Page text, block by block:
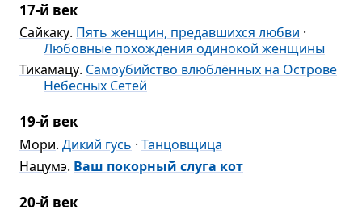
17-й век
Сайкаку. Пять женщин, предавшихся любви ·
Любовные похождения одинокой женщины
Тикамацу. Самоубийство влюблённых на Острове
Небесных Сетей
19-й век
Мори. Дикий гусь · Танцовщица
Нацумэ. Ваш покорный слуга кот
20-й век